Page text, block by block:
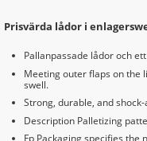
Prisvärda lådor i
Pallanpassade lådor och
Meeting outer flaps on the
swell.
Strong, durable, and
Description Palletizing
Fp Packaging specifies the